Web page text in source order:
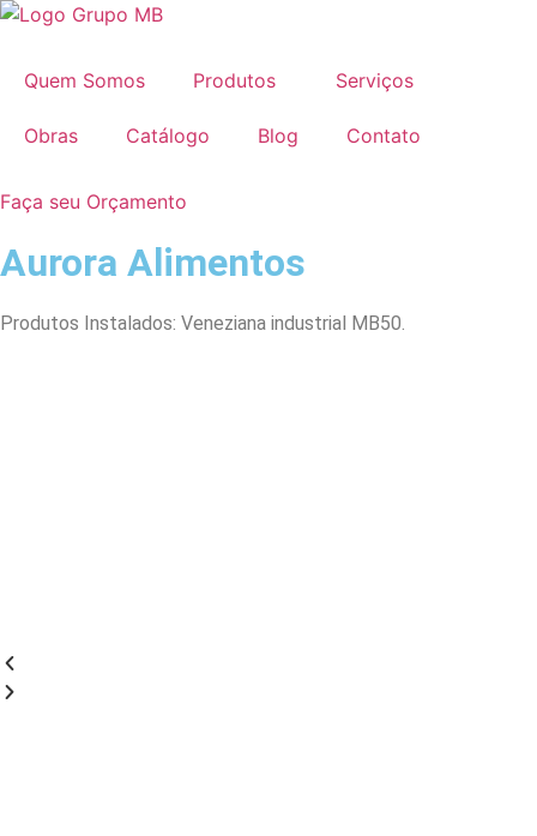
Ir
Quem Somos Produtos Serviços
Obras Catálogo Blog Contato
Faça seu Orçamento
Aurora Alimentos
Produtos Instalados: Veneziana industrial MB50.